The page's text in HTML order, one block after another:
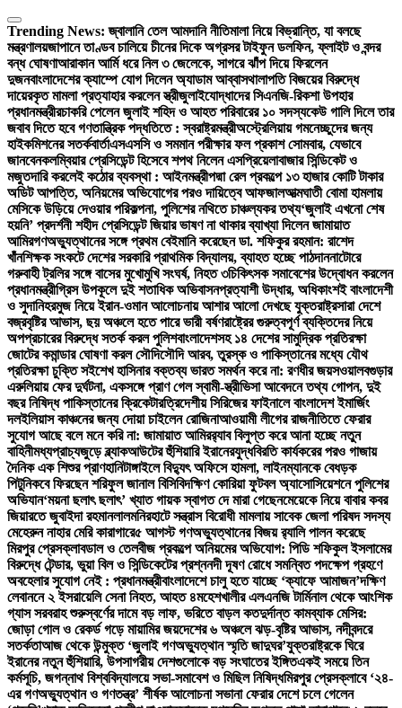
Skip
to
content
Trending News: জ্বালানি তেল আমদানি নীতিমালা নিয়ে বিভ্রান্তি, যা বলছে
মন্ত্রণালয়জাপানে তাণ্ডব চালিয়ে চীনের দিকে অগ্রসর টাইফুন ডলফিন, ফ্লাইট ও বন্দর
বন্ধ ঘোষণাআরাকান আর্মি ধরে নিল ৩ জেলেকে, সাগরে ঝাঁপ দিয়ে ফিরলেন
দুজনবাংলাদেশের ক্যাম্পে যোগ দিলেন অ্যাডাম আব্বাসথালাপতি বিজয়ের বিরুদ্ধে
দায়েরকৃত মামলা প্রত্যাহার করলেন স্ত্রীজুলাইযোদ্ধাদের সিএনজি-রিকশা উপহার
প্রধানমন্ত্রীরচাকরি পেলেন জুলাই শহিদ ও আহত পরিবারের ১০ সদস্যকেউ গালি দিলে তার
জবাব দিতে হবে গণতান্ত্রিক পদ্ধতিতে : স্বরাষ্ট্রমন্ত্রীঅস্ট্রেলিয়ায় গমনেচ্ছুদের জন্য
হাইকমিশনের সতর্কবার্তাএসএসসি ও সমমান পরীক্ষার ফল প্রকাশ সোমবার, যেভাবে
জানবেনকলম্বিয়ার প্রেসিডেন্ট হিসেবে শপথ নিলেন এসপ্রিয়েলাবাজার সিন্ডিকেট ও
মজুতদারি করলেই কঠোর ব্যবস্থা : আইনমন্ত্রীপদ্মা রেল প্রকল্পে ১৩ হাজার কোটি টাকার
অডিট আপত্তি, অনিয়মের অভিযোগের পরও দায়িত্বে আফজালআত্মঘাতী বোমা হামলায়
মেসিকে উড়িয়ে দেওয়ার পরিকল্পনা, পুলিশের নথিতে চাঞ্চল্যকর তথ্য‘জুলাই এখনো শেষ
হয়নি’ প্রদর্শনী শহীদ প্রেসিডেন্ট জিয়ার ভাষণ না থাকার ব্যাখ্যা দিলেন জামায়াত
আমিরগণঅভ্যুত্থানের সঙ্গে প্রথম বেইমানি করেছেন ডা. শফিকুর রহমান: রাশেদ
খাঁনশিক্ষক সংকটে দেশের সরকারি প্রাথমিক বিদ্যালয়, ব্যাহত হচ্ছে পাঠদাননাটোরে
গরুবাহী ট্রলির সঙ্গে বাসের মুখোমুখি সংঘর্ষ, নিহত ৩চিকিৎসক সমাবেশের উদ্বোধন করলেন
প্রধানমন্ত্রীগ্রিস উপকূলে দুই শতাধিক অভিবাসনপ্রত্যাশী উদ্ধার, অধিকাংশই বাংলাদেশী
ও সুদানিহরমুজ নিয়ে ইরান-ওমান আলোচনায় আশার আলো দেখছে যুক্তরাষ্ট্রসারা দেশে
বজ্রবৃষ্টির আভাস, ছয় অঞ্চলে হতে পারে ভারী বর্ষণরাষ্ট্রের গুরুত্বপূর্ণ ব্যক্তিদের নিয়ে
অপপ্রচারের বিরুদ্ধে সতর্ক করল পুলিশবাংলাদেশসহ ১৪ দেশের সামুদ্রিক প্রতিরক্ষা
জোটের কমান্ডার ঘোষণা করল সৌদিসৌদি আরব, তুরস্ক ও পাকিস্তানের মধ্যে যৌথ
প্রতিরক্ষা চুক্তি সইশেখ হাসিনার বক্তব্য ভারত সমর্থন করে না: রণধীর জয়সওয়ালবগুড়ার
এরুলিয়ায় ফের দুর্ঘটনা, একসঙ্গে প্রাণ গেল স্বামী-স্ত্রীভিসা আবেদনে তথ্য গোপন, দুই
বছর নিষিদ্ধ পাকিস্তানের ক্রিকেটারত্রিদেশীয় সিরিজের ফাইনালে বাংলাদেশ ইমার্জিং
দলইলিয়াস কাঞ্চনের জন্য দোয়া চাইলেন রোজিনাআওয়ামী লীগের রাজনীতিতে ফেরার
সুযোগ আছে বলে মনে করি না: জামায়াত আমিরর‍্যাব বিলুপ্ত করে আনা হচ্ছে নতুন
বাহিনীমধ্যপ্রাচ্যজুড়ে ব্ল্যাকআউটের হুঁশিয়ারি ইরানেরযুদ্ধবিরতি কার্যকরের পরও গাজায়
দৈনিক এক শিশুর প্রাণহানিটাঙ্গাইলে বিদ্যুৎ অফিসে হামলা, লাইনম্যানকে বেধড়ক
পিটুনিকবে ফিরছেন শরিফুল জানাল বিসিবিদক্ষিণ কোরিয়া ফুটবল অ্যাসোসিয়েশনে পুলিশের
অভিযান‘ময়না ছলাৎ ছলাৎ’ খ্যাত গায়ক স্বাগত দে মারা গেছেনমেয়েকে নিয়ে বাবার কবর
জিয়ারতে জুবাইদা রহমানলালমনিরহাটে সন্ত্রাস বিরোধী মামলায় সাবেক জেলা পরিষদ সদস্য
মেহেরুন নাহার মেরি কারাগারে৫ আগস্ট গণঅভ্যুত্থানের বিজয় র‍্যালি পালন করেছে
মিরপুর প্রেসক্লাবডাল ও তেলবীজ প্রকল্পে অনিয়মের অভিযোগ: পিডি শফিকুল ইসলামের
বিরুদ্ধে টেন্ডার, ভুয়া বিল ও সিন্ডিকেটের প্রশ্ননদী দূষণ রোধে সমন্বিত পদক্ষেপ গ্রহণে
অবহেলার সুযোগ নেই : প্রধানমন্ত্রীবাংলাদেশে চালু হতে যাচ্ছে ‘ক্যাফে আমাজন’দক্ষিণ
লেবাননে ২ ইসরায়েলি সেনা নিহত, আহত ৪মহেশখালীর এলএনজি টার্মিনাল থেকে আংশিক
গ্যাস সরবরাহ শুরুস্বর্ণের দামে বড় লাফ, ভরিতে বাড়ল কতদুর্দান্ত কামব্যাক মেসির:
জোড়া গোল ও রেকর্ড গড়ে মায়ামির জয়দেশের ৬ অঞ্চলে ঝড়-বৃষ্টির আভাস, নদীবন্দরে
সতর্কতাআজ থেকে উন্মুক্ত ‘জুলাই গণঅভ্যুত্থান স্মৃতি জাদুঘর’যুক্তরাষ্ট্রকে ঘিরে
ইরানের নতুন হুঁশিয়ারি, উপসাগরীয় দেশগুলোকে বড় সংঘাতের ইঙ্গিতএকই সময়ে তিন
কর্মসূচি, জগন্নাথ বিশ্ববিদ্যালয়ে সভা-সমাবেশ ও মিছিল নিষিদ্ধমিরপুর প্রেসক্লাবে ‘২৪-
এর গণঅভ্যুত্থান ও গণতন্ত্র’ শীর্ষক আলোচনা সভানা ফেরার দেশে চলে গেলেন